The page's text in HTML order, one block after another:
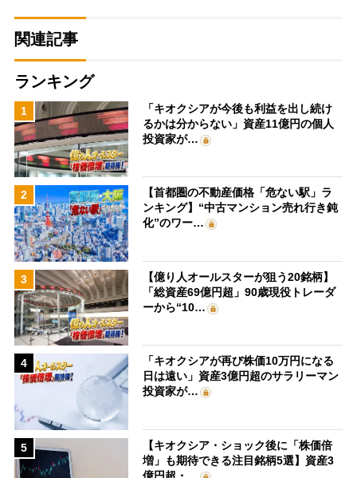
関連記事
ランキング
1
「キオクシアが今後も利益を出し続け
るかは分からない」資産11億円の個人
投資家が…
2
【首都圏の不動産価格「危ない駅」ラ
ンキング】“中古マンション売れ行き鈍
化”のワー…
3
【億り人オールスターが狙う20銘柄】
「総資産69億円超」90歳現役トレーダ
ーから“10…
4
「キオクシアが再び株価10万円になる
日は遠い」資産3億円超のサラリーマン
投資家が…
5
【キオクシア・ショック後に「株価倍
増」も期待できる注目銘柄5選】資産3